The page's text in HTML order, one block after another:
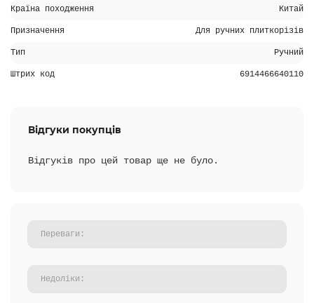
Країна походження Китай
Призначення Для ручних плиткорізів
Тип Ручний
Штрих код 6914466640110
Відгуки покупців
Відгуків про цей товар ще не було.